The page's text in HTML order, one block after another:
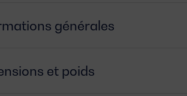
générales
et poids